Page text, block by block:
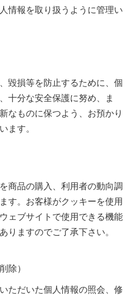
情報を取り扱うように管理い
毀損等を防止するために、個
十分な安全保護に努め、ま
なものに保つよう、お預かり
ます。
商品の購入、利用者の動向調
す。お客様がクッキーを使用
ェブサイトで使用できる機能
りますのでご了承下さい。
除）
ただいた個人情報の照会、修